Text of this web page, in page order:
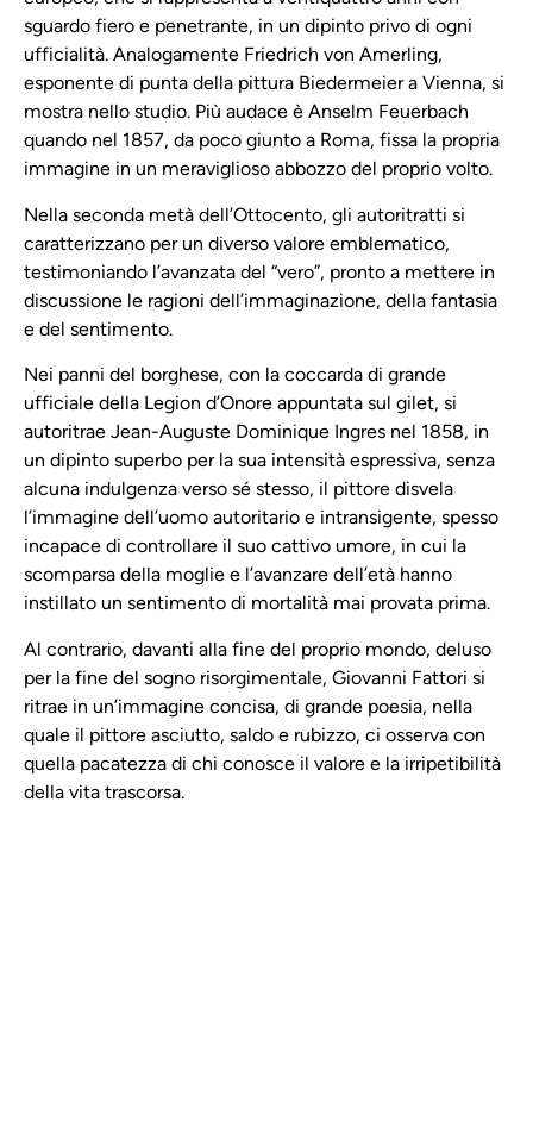
sguardo fiero e penetrante, in un dipinto privo di ogni
ufficialità. Analogamente Friedrich von Amerling,
esponente di punta della pittura Biedermeier a Vienna, si
mostra nello studio. Più audace è Anselm Feuerbach
quando nel 1857, da poco giunto a Roma, fissa la propria
immagine in un meraviglioso abbozzo del proprio volto.
Nella seconda metà dell’Ottocento, gli autoritratti si
caratterizzano per un diverso valore emblematico,
testimoniando l’avanzata del “vero”, pronto a mettere in
discussione le ragioni dell’immaginazione, della fantasia
e del sentimento.
Nei panni del borghese, con la coccarda di grande
ufficiale della Legion d’Onore appuntata sul gilet, si
autoritrae Jean-Auguste Dominique Ingres nel 1858, in
un dipinto superbo per la sua intensità espressiva, senza
alcuna indulgenza verso sé stesso, il pittore disvela
l’immagine dell’uomo autoritario e intransigente, spesso
incapace di controllare il suo cattivo umore, in cui la
scomparsa della moglie e l’avanzare dell’età hanno
instillato un sentimento di mortalità mai provata prima.
Al contrario, davanti alla fine del proprio mondo, deluso
per la fine del sogno risorgimentale, Giovanni Fattori si
ritrae in un’immagine concisa, di grande poesia, nella
quale il pittore asciutto, saldo e rubizzo, ci osserva con
quella pacatezza di chi conosce il valore e la irripetibilità
della vita trascorsa.